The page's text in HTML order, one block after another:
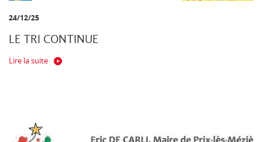
24/12/25
LE TRI CONTINUE
Lire la suite